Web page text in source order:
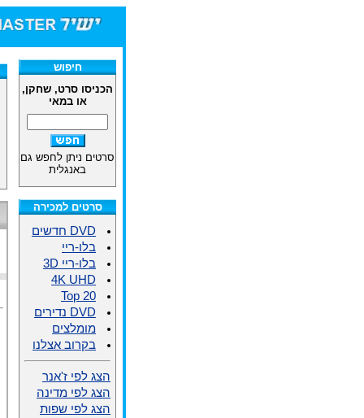
חיפוש
הכניסו סרט, שחקן,
או במאי
סרטים ניתן לחפש גם
באנגלית
סרטים למכירה
DVD חדשים
בלו-ריי
בלו-ריי 3D
4K UHD
Top 20
DVD נדירים
מומלצים
בקרוב אצלנו
הצג לפי ז'אנר
הצג לפי מדינה
הצג לפי שפות